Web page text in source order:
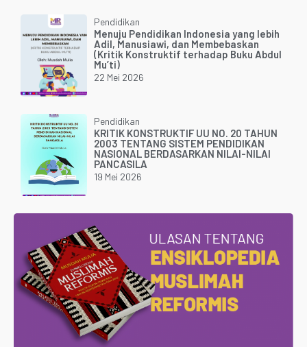
Pendidikan
Menuju Pendidikan Indonesia yang lebih
Adil, Manusiawi, dan Membebaskan
(Kritik Konstruktif terhadap Buku Abdul
Mu’ti)
22 Mei 2026
Pendidikan
KRITIK KONSTRUKTIF UU NO. 20 TAHUN
2003 TENTANG SISTEM PENDIDIKAN
NASIONAL BERDASARKAN NILAI-NILAI
PANCASILA
19 Mei 2026